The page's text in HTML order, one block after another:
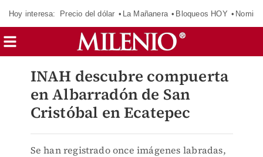
Hoy interesa: Precio del dólar La Mañanera Bloqueos HOY
INAH descubre compuerta
en Albarradón de San
Cristóbal en Ecatepec
Se han registrado once imágenes labradas,